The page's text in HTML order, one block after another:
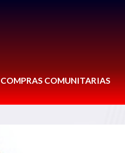
COMPRAS COMUNITARIAS